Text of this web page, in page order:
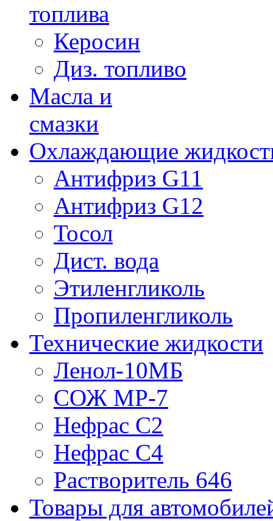
топлива
Керосин
Диз. топливо
Масла и
смазки
Охлаждающие
Антифриз G11
Антифриз G12
Тосол
Дист. вода
Этиленгликоль
Пропиленгликоль
Технические жидкости
Ленол-10МБ
СОЖ МР-7
Нефрас С2
Нефрас С4
Растворитель 646
Товары для